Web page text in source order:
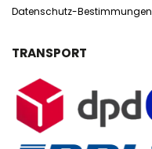
Datenschutz-Bestimmungen
TRANSPORT